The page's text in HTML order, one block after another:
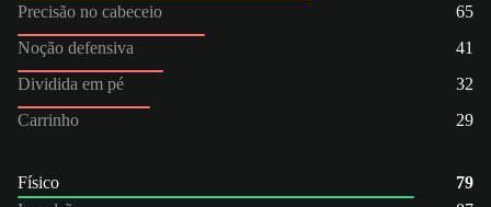
Precisão no cabeceio
65
Noção defensiva
41
Dividida em pé
32
Carrinho
29
Físico
79